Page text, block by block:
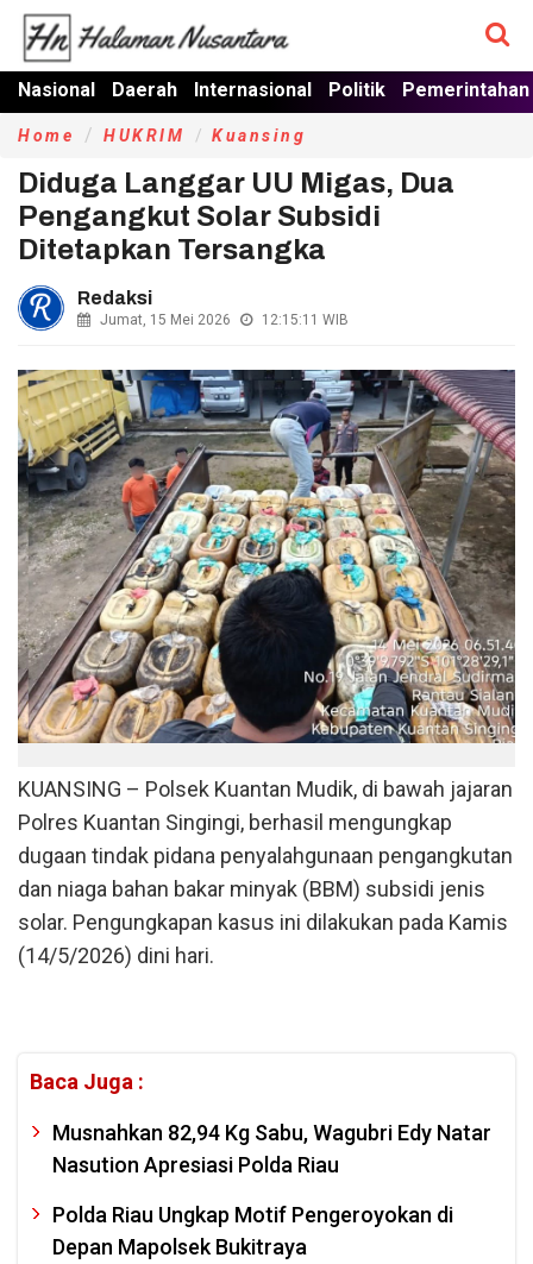
Nasional Daerah Internasional Politik Pemerintahan
Home HUKRIM Kuansing
Diduga Langgar UU Migas, Dua
Pengangkut Solar Subsidi
Ditetapkan Tersangka
Redaksi
Jumat, 15 Mei 2026 12:15:11 WIB
KUANSING – Polsek Kuantan Mudik, di bawah jajaran
Polres Kuantan Singingi, berhasil mengungkap
dugaan tindak pidana penyalahgunaan pengangkutan
dan niaga bahan bakar minyak (BBM) subsidi jenis
solar. Pengungkapan kasus ini dilakukan pada Kamis
(14/5/2026) dini hari.
Baca Juga :
Musnahkan 82,94 Kg Sabu, Wagubri Edy Natar
Nasution Apresiasi Polda Riau
Polda Riau Ungkap Motif Pengeroyokan di
Depan Mapolsek Bukitraya